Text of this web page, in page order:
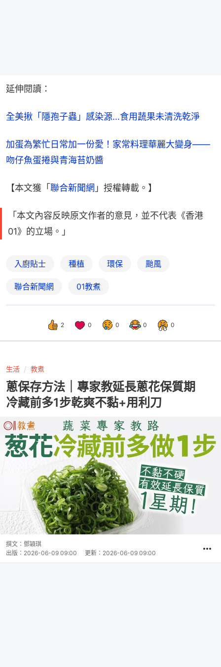
延伸閱讀：
全美揪「隱孢子蟲」感染源…食用蔬果未清洗乾淨
加蛋為繁忙日常加一份愛！家常料理華麗大變身——
吻仔魚蛋捲與青海苔奶醬
【本文獲「聯合新聞網 」授權轉載。】
「本文內容反映原文作者的意見，並不代表《香港
01》的立場。」
入廚貼士 種植 環保 颱風
聯合新聞網 01教煮
2 0 0 0 0
生活 教煮
蔥保存方法｜專家教延長蔥花保質期
冷藏前多1步乾爽不黏+用利刀
撰文： 鄧穎琪
出版： 2026-06-09 09:00 更新： 2026-06-09 09:00